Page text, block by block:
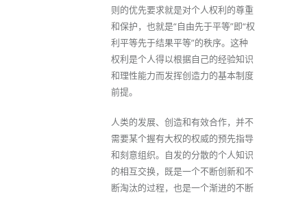
则的优先要求就是对个人权利的尊重
和保护，也就是“自由先于平等”即“权
利平等先于结果平等”的秩序。这种
权利是个人得以根据自己的经验知识
和理性能力而发挥创造力的基本制度
前提。
人类的发展、创造和有效合作，并不
需要某个握有大权的权威的预先指导
和刻意组织。自发的分散的个人知识
的相互交换，既是一个不断创新和不
断淘汰的过程，也是一个渐进的不断